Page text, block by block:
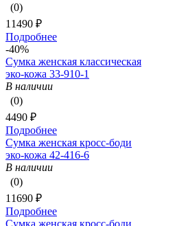
(0)
11490 ₽
Подробнее
-40%
Сумка женская классическая
эко-кожа 33-910-1
В наличии
(0)
4490 ₽
Подробнее
Сумка женская кросс-боди
эко-кожа 42-416-6
В наличии
(0)
11690 ₽
Подробнее